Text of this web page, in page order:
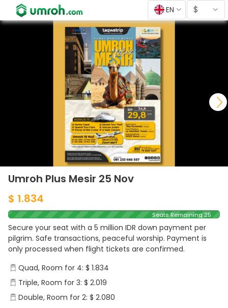
EN $
Umroh Plus Mesir 25 Nov
$ 1.834
Seats Remaining 25
Secure your seat with a 5 million IDR down payment per
pilgrim. Safe transactions, peaceful worship. Payment is
only processed when flight tickets are confirmed.
Quad, Room for 4: $ 1.834
Triple, Room for 3: $ 2.019
Double, Room for 2: $ 2.080